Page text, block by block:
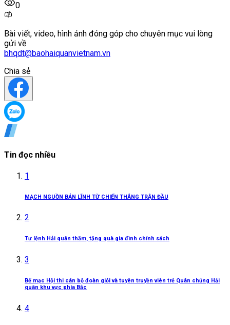
0
Bài viết, video, hình ảnh đóng góp cho chuyên mục vui lòng
gửi về
bhqdt@baohaiquanvietnam.vn
Chia sẻ
Tin đọc nhiều
1
MẠCH NGUỒN BẢN LĨNH TỪ CHIẾN THẮNG TRẬN ĐẦU
2
Tư lệnh Hải quân thăm, tặng quà gia đình chính sách
3
Bế mạc Hội thi cán bộ đoàn giỏi và tuyên truyền viên trẻ Quân chủng Hải
quân khu vực phía Bắc
4